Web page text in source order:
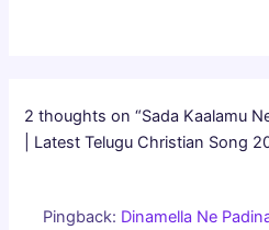
2 thoughts on “Sada Kaalamu
| Latest Telugu Christian Song
Pingback: Dinamella Ne